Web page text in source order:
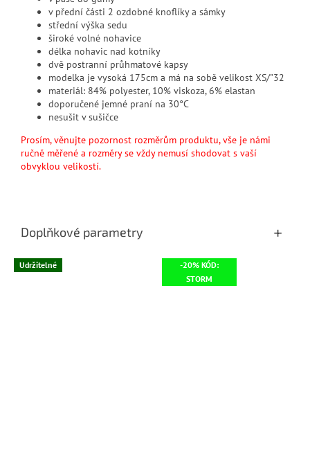
v přední části 2 ozdobné knoflíky a sámky
střední výška sedu
široké volné nohavice
délka nohavic nad kotníky
dvě postranní průhmatové kapsy
modelka je vysoká 175cm a má na sobě velikost XS/"32
materiál: 84% polyester, 10% viskoza, 6% elastan
doporučené jemné praní na 30°C
nesušit v sušičce
Prosím, věnujte pozornost rozměrům produktu, vše je námi
ručně měřené a rozměry se vždy nemusí shodovat s vaší
obvyklou velikostí.
Doplňkové parametry
Udržitelné
-20% KÓD:
STORM